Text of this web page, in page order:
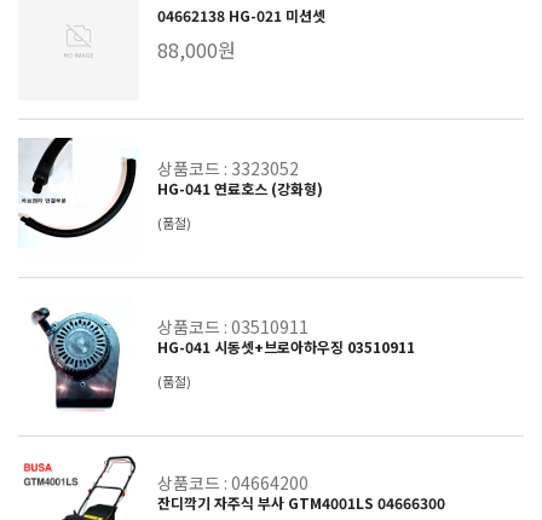
04662138 HG-021 미션셋
88,000원
상품코드 : 3323052
HG-041 연료호스 (강화형)
(품절)
상품코드 : 03510911
HG-041 시동셋+브로아하우징 03510911
(품절)
상품코드 : 04664200
잔디깍기 자주식 부사 GTM4001LS 04666300